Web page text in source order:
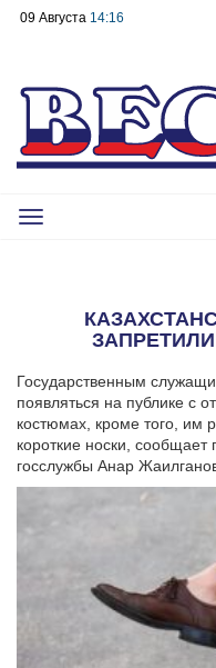
09 Августа 14:16
Toggle
Государственным
появляться на публике с
костюмах, кроме того, им
короткие носки, сообщает
госслужбы Анар